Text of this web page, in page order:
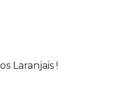
Laranjais !